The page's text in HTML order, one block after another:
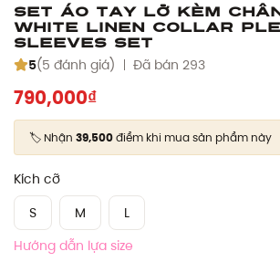
Set áo tay lỡ kèm
White Linen Collar
Sleeves Set
5(5 đánh giá) Đã bán 293
790,000₫
🏷️ Nhận 39,500điểm khi mua sản phẩm này
Kích cỡ
S
M
L
Hướng dẫn lựa size